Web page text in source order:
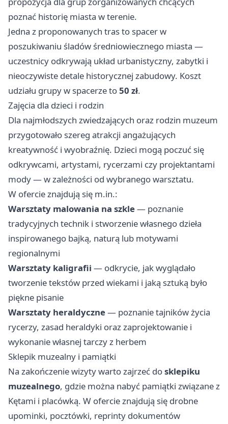
poznać historię miasta w terenie.
Jedna z proponowanych tras to spacer w
poszukiwaniu śladów średniowiecznego miasta —
uczestnicy odkrywają układ urbanistyczny, zabytki i
nieoczywiste detale historycznej zabudowy. Koszt
udziału grupy w spacerze to50 zł.
Zajęcia dla dzieci i rodzin
Dla najmłodszych zwiedzających oraz rodzin muzeum
przygotowało szereg atrakcji angażujących
kreatywność i wyobraźnię. Dzieci mogą poczuć się
odkrywcami, artystami, rycerzami czy projektantami
mody — w zależności od wybranego warsztatu.
W ofercie znajdują się m.in.:
Warsztaty malowania na szkle— poznanie
tradycyjnych technik i stworzenie własnego dzieła
inspirowanego bajką, naturą lub motywami
regionalnymi
Warsztaty kaligrafii — odkrycie, jak wyglądało
tworzenie tekstów przed wiekami i jaką sztuką było
piękne pisanie
Warsztaty heraldyczne— poznanie tajników życia
rycerzy, zasad heraldyki oraz zaprojektowanie i
wykonanie własnej tarczy z herbem
Sklepik muzealny i pamiątki
Na zakończenie wizyty warto zajrzeć dosklepiku
muzealnego, gdzie można nabyć pamiątki związane z
Kętami i placówką. W ofercie znajdują się drobne
upominki, pocztówki, reprinty dokumentów